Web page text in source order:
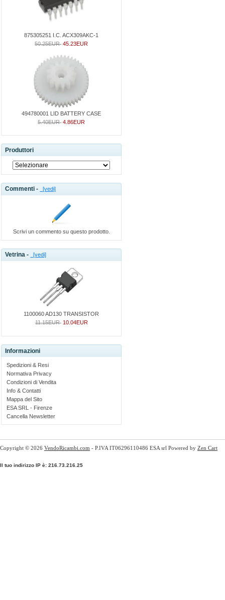
875305251 I.C. ACX309AKC-1
50.25EUR 45.23EUR
494780001 LID BATTERY CASE
5.40EUR 4.86EUR
Produttori
Commenti - [vedi]
Scrivi un commento su questo prodotto.
Vetrina - [vedi]
1100060 AD130 TRANSISTOR
11.15EUR 10.04EUR
Informazioni
Spedizioni & Resi
Normativa Privacy
Condizioni di Vendita
Info & Contatti
Mappa del Sito
ESA SRL - Firenze
Cancella Newsletter
Copyright © 2026 VendoRicambi.com - P.IVA IT06296110486 ESA srl Powered by Zen Cart
Il tuo indirizzo IP è: 216.73.216.25